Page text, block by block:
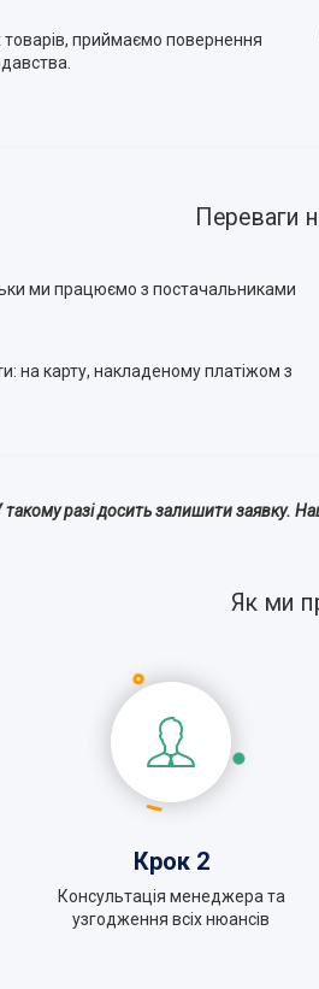
товарів, приймаємо повернення
Переваги
ми працюємо з постачальниками
на карту, накладеному платіжом з
разі досить залишити заявку.
Як ми
Крок 2
Консультація менеджера та
узгодження всіх нюансів